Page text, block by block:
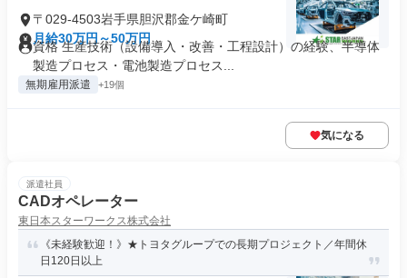
〒029-4503岩手県胆沢郡金ケ崎町
月給30万円～50万円
資格 生産技術（設備導入・改善・工程設計）の経験、半導体
製造プロセス・電池製造プロセス...
無期雇用派遣 +19個
気になる
派遣社員
CADオペレーター
東日本スターワークス株式会社
《未経験歓迎！》★トヨタグループでの長期プロジェクト／年間休
日120日以上